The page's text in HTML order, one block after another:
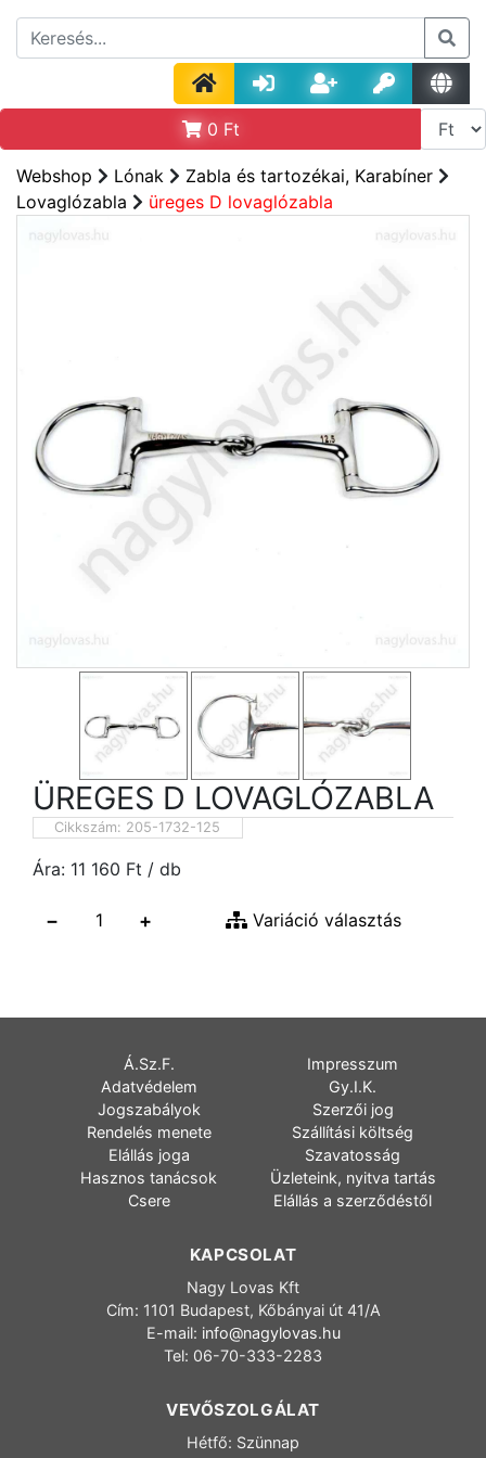
0 Ft
Webshop Lónak
Zabla és tartozékai, Karabíner
Lovaglózabla
üreges D lovaglózabla
ÜREGES D LOVAGLÓZABLA
Cikkszám: 205-1732-125
Ára: 11 160 Ft / db
− + Variáció választás
Á.Sz.F.
Impresszum
Adatvédelem
Gy.I.K.
Jogszabályok
Szerzői jog
Rendelés menete
Szállítási költség
Elállás joga
Szavatosság
Hasznos tanácsok
Üzleteink, nyitva tartás
Csere
Elállás a szerződéstől
KAPCSOLAT
Nagy Lovas Kft
Cím: 1101 Budapest, Kőbányai út 41/A
E-mail: info@nagylovas.hu
Tel: 06-70-333-2283
VEVŐSZOLGÁLAT
Hétfő: Szünnap